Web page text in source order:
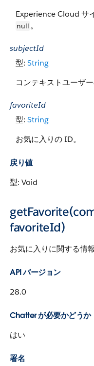
Experience Cloud サ
null 。
subjectId
型: String
コンテキストユーザ
favoriteId
型: String
お気に入りの ID。
戻り値
型: Void
favoriteId)
お気に入りに関する情
API バージョン
28.0
Chatter が必要かどうか
はい
署名